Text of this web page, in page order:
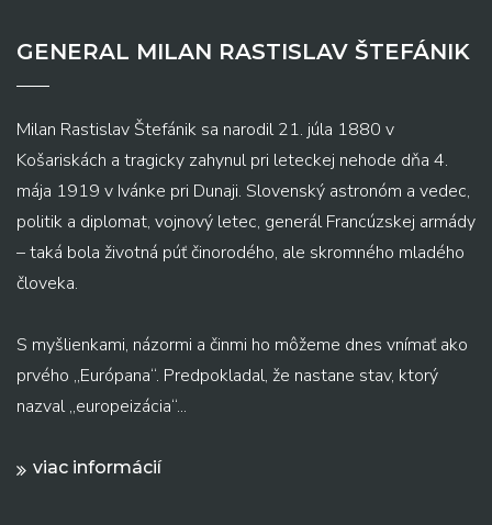
GENERAL MILAN RASTISLAV ŠTEFÁNIK
Milan Rastislav Štefánik sa narodil 21. júla 1880 v
Košariskách a tragicky zahynul pri leteckej nehode dňa 4.
mája 1919 v Ivánke pri Dunaji. Slovenský astronóm a vedec,
politik a diplomat, vojnový letec, generál Francúzskej armády
– taká bola životná púť činorodého, ale skromného mladého
človeka.
S myšlienkami, názormi a činmi ho môžeme dnes vnímať ako
prvého „Európana“. Predpokladal, že nastane stav, ktorý
nazval „europeizácia“...
viac informácií